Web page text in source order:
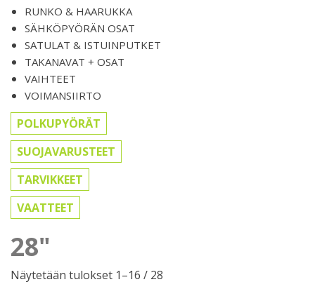
RUNKO & HAARUKKA
SÄHKÖPYÖRÄN OSAT
SATULAT & ISTUINPUTKET
TAKANAVAT + OSAT
VAIHTEET
VOIMANSIIRTO
POLKUPYÖRÄT
SUOJAVARUSTEET
TARVIKKEET
VAATTEET
28"
Näytetään tulokset 1–16 / 28